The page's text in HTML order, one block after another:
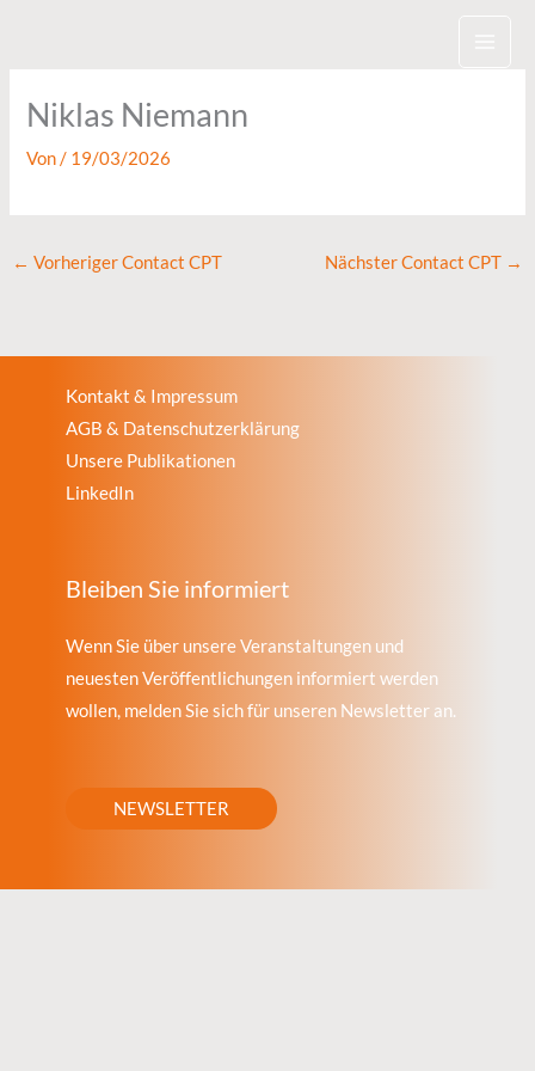
Niklas Niemann
Von/ 19/03/2026
← Vorheriger Contact CPT Nächster Contact CPT →
Kontakt & Impressum
AGB & Datenschutzerklärung
Unsere Publikationen
LinkedIn
Bleiben Sie informiert
Wenn Sie über unsere Veranstaltungen und
neuesten Veröffentlichungen informiert werden
wollen, melden Sie sich für unseren Newsletter an.
NEWSLETTER